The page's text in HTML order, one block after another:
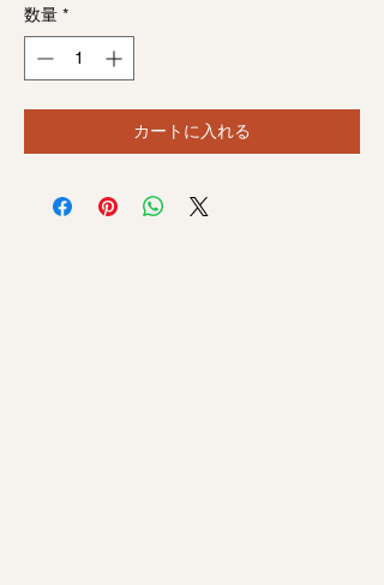
数量 *
カートに入れる